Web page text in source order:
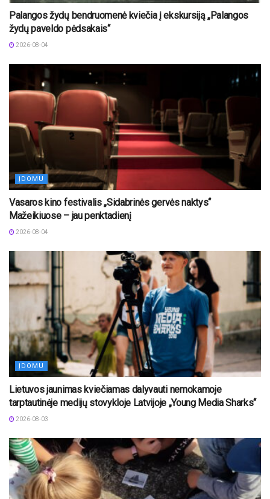
Palangos žydų bendruomenė kviečia į ekskursiją „Palangos
žydų paveldo pėdsakais“
2026-08-04
ĮDOMU
Vasaros kino festivalis „Sidabrinės gervės naktys“
Mažeikiuose – jau penktadienį
2026-08-04
ĮDOMU
Lietuvos jaunimas kviečiamas dalyvauti nemokamoje
tarptautinėje medijų stovykloje Latvijoje „Young Media Sharks“
2026-08-03